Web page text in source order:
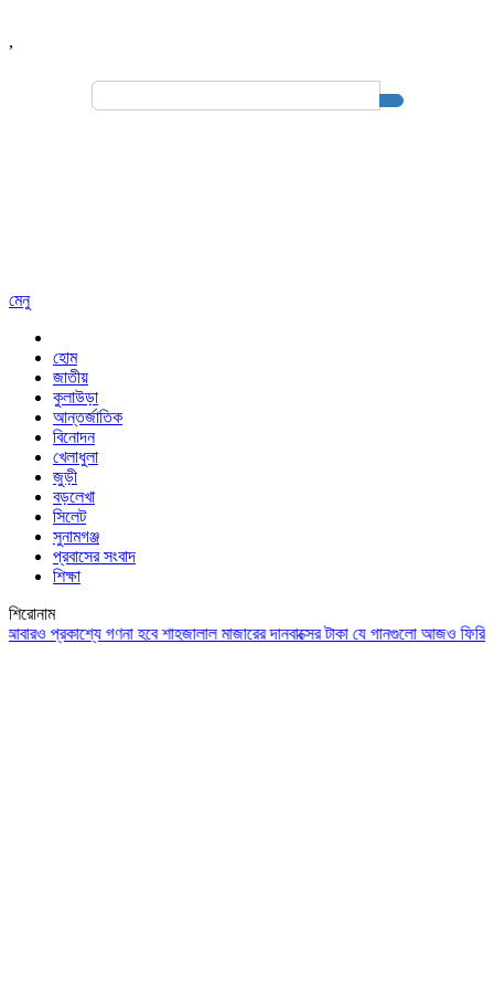
,
Search
মেনু
হোম
জাতীয়
কুলাউড়া
আন্তর্জাতিক
বিনোদন
খেলাধুলা
জুড়ী
বড়লেখা
সিলেট
সুনামগঞ্জ
প্রবাসের সংবাদ
শিক্ষা
শিরোনাম
প্রকাশ্যে গণনা হবে শাহজালাল মাজারের দানবাক্সের টাকাযে গানগুলো আজও ফিরিয়ে নেয়